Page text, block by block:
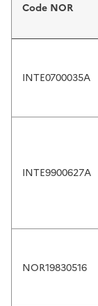
Code NOR
INTE0700035A
INTE9900627A
NOR19830516